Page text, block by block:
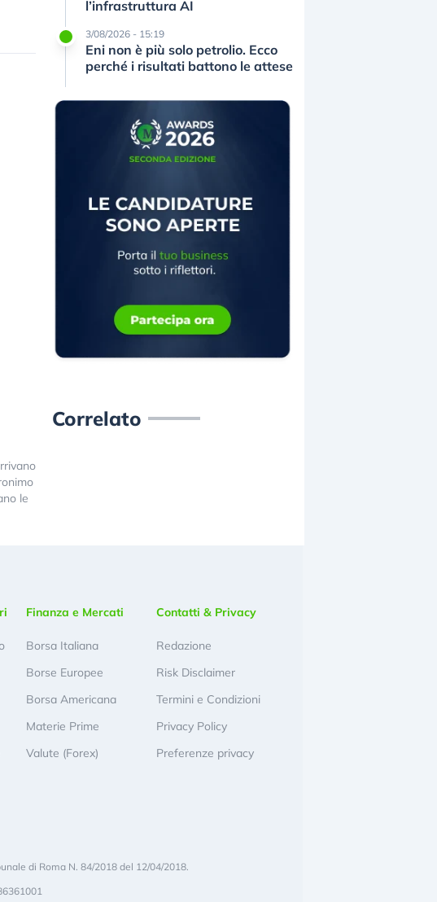
l’infrastruttura AI
3/08/2026 - 15:19
Eni non è più solo petrolio. Ecco
perché i risultati battono le attese
le
Correlato
Finanza e Mercati
Borsa Italiana
Borse Europee
Borsa Americana
Materie Prime
Valute (Forex)
Contatti & Privacy
Redazione
Risk Disclaimer
Termini e Condizioni
Privacy Policy
Preferenze privacy
di Roma N. 84/2018 del 12/04/2018.